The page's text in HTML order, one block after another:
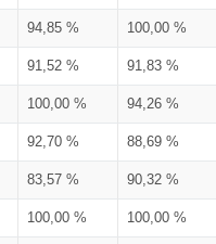
94,85 % 100,00 %
91,52 % 91,83 %
100,00 % 94,26 %
92,70 % 88,69 %
83,57 % 90,32 %
100,00 % 100,00 %